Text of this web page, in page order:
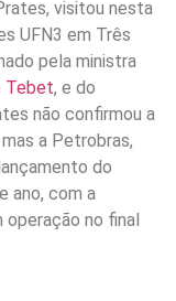
visitou nesta
UFN3 em Três
pela ministra
Tebet, e do
não confirmou a
a Petrobras,
do
ano, com a
no final